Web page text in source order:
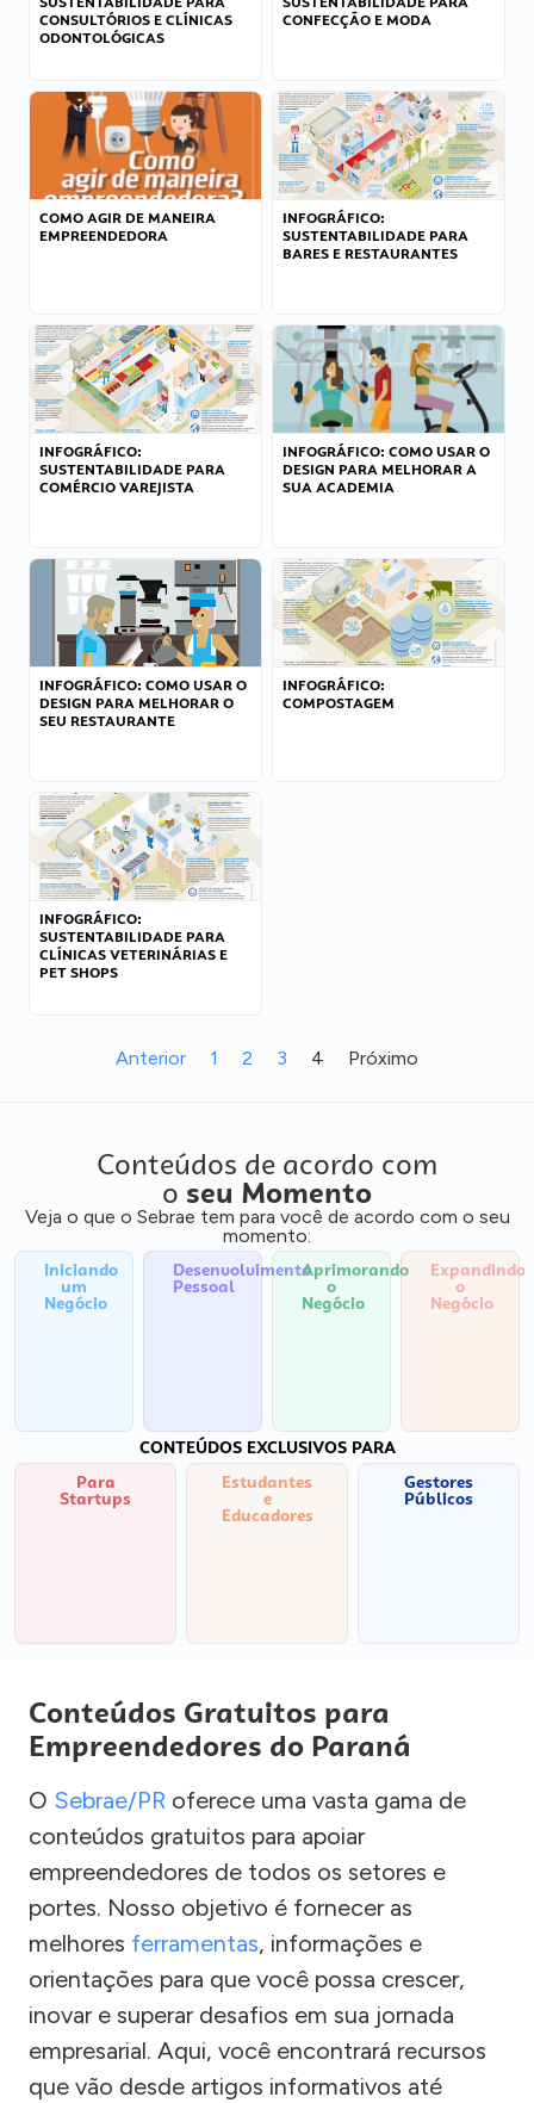
CONSULTÓRIOS E CLÍNICAS
ODONTOLÓGICAS
CONFECÇÃO E MODA
COMO AGIR DE MANEIRA
EMPREENDEDORA
INFOGRÁFICO:
SUSTENTABILIDADE PARA
BARES E RESTAURANTES
INFOGRÁFICO:
SUSTENTABILIDADE PARA
COMÉRCIO VAREJISTA
INFOGRÁFICO: COMO USAR O
DESIGN PARA MELHORAR A
SUA ACADEMIA
INFOGRÁFICO: COMO USAR O
DESIGN PARA MELHORAR O
SEU RESTAURANTE
INFOGRÁFICO:
COMPOSTAGEM
INFOGRÁFICO:
SUSTENTABILIDADE PARA
CLÍNICAS VETERINÁRIAS E
PET SHOPS
Anterior 1 2 3 4 Próximo
Conteúdos de acordo com
o seu Momento
Veja o que o Sebrae tem para você de acordo com o seu
momento:
Iniciando
um
Negócio
Desenvolvimento
Pessoal
Aprimorando
o
Negócio
Expandindo
o
Negócio
CONTEÚDOS EXCLUSIVOS PARA
Para
Startups
Estudantes
e
Educadores
Gestores
Públicos
Conteúdos Gratuitos para
Empreendedores do Paraná
O Sebrae/PR oferece uma vasta gama de
conteúdos gratuitos para apoiar
empreendedores de todos os setores e
portes. Nosso objetivo é fornecer as
melhores ferramentas, informações e
orientações para que você possa crescer,
inovar e superar desafios em sua jornada
empresarial. Aqui, você encontrará recursos
que vão desde artigos informativos até